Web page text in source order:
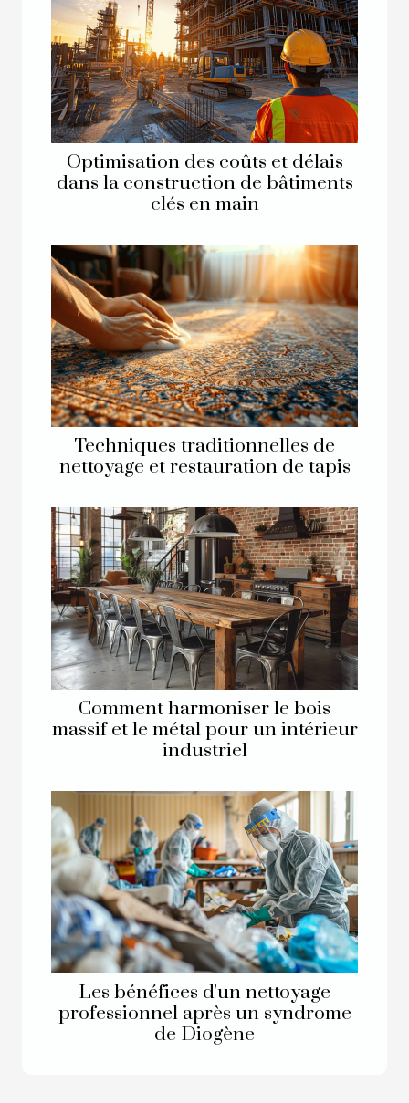
Optimisation des coûts et délais
dans la construction de bâtiments
clés en main
Techniques traditionnelles de
nettoyage et restauration de tapis
Comment harmoniser le bois
massif et le métal pour un intérieur
industriel
Les bénéfices d'un nettoyage
professionnel après un syndrome
de Diogène